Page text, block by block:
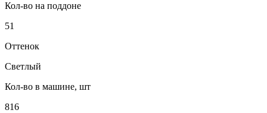
Кол-во на поддоне
51
Оттенок
Светлый
Кол-во в машине, шт
816